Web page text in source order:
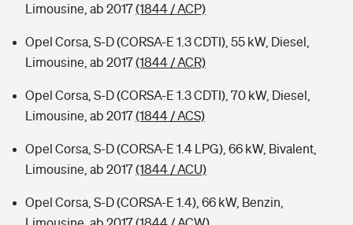
Limousine, ab 2017(1844 / ACP)
Opel Corsa, S-D (CORSA-E 1.3 CDTI), 55 kW, Diesel,
Limousine, ab 2017(1844 / ACR)
Opel Corsa, S-D (CORSA-E 1.3 CDTI), 70 kW, Diesel,
Limousine, ab 2017(1844 / ACS)
Opel Corsa, S-D (CORSA-E 1.4 LPG), 66 kW, Bivalent,
Limousine, ab 2017(1844 / ACU)
Opel Corsa, S-D (CORSA-E 1.4), 66 kW, Benzin,